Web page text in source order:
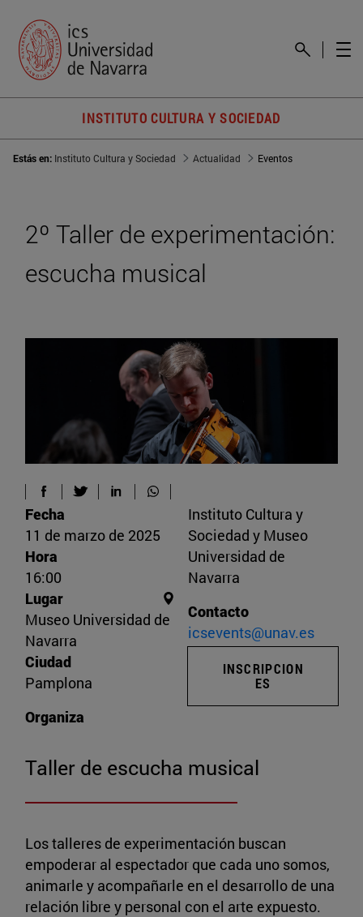
INSTITUTO CULTURA Y SOCIEDAD
Estás en: Instituto Cultura y Sociedad Actualidad Eventos
2º Taller de experimentación:
escucha musical
Taller de escucha musical
Los talleres de experimentación buscan
empoderar al espectador que cada uno somos,
animarle y acompañarle en el desarrollo de una
relación libre y personal con el arte expuesto.
Fecha
11 de marzo de 2025
Hora
16:00
Lugar
Museo Universidad de
Navarra
Ciudad
Pamplona
Organiza
Instituto Cultura y
Sociedad y Museo
Universidad de
Navarra
Contacto
icsevents@unav.es
INSCRIPCION
ES